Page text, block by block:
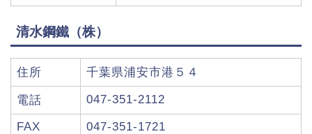
清水鋼鐵（株）
住所 千葉県浦安市港５４
電話 047-351-2112
FAX 047-351-1721